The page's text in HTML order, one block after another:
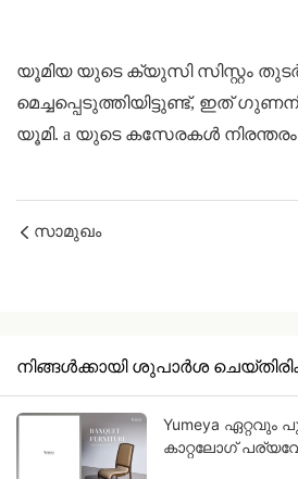
യൂമിയ യുടെ ക്യുസി സിസ്റ്റം
മെച്ചപ്പെടുത്തിയിട്ടുണ്ട്, ഇത്
യൂമി. a യുടെ കസേരകൾ നിരന്തരം
സാമുഖം
നിങ്ങൾക്കായി ശുപാർശ
Yumeya ഏറ്റവും
കാറ്റലോഗ്